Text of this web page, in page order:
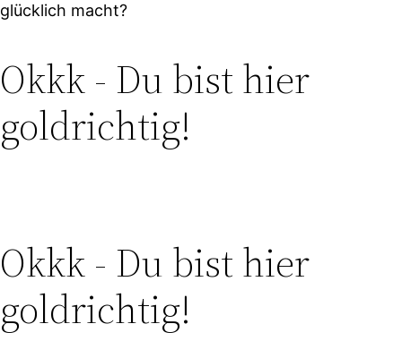
glücklich macht?
Okkk - Du bist hier
goldrichtig!
Okkk - Du bist hier
goldrichtig!